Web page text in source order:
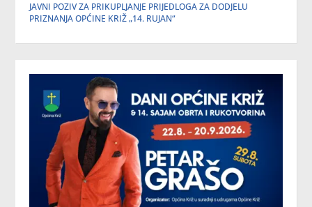
JAVNI POZIV ZA PRIKUPLJANJE PRIJEDLOGA ZA DODJELU
PRIZNANJA OPĆINE KRIŽ „14. RUJAN“